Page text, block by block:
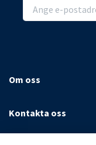
Om oss
Kontakta oss